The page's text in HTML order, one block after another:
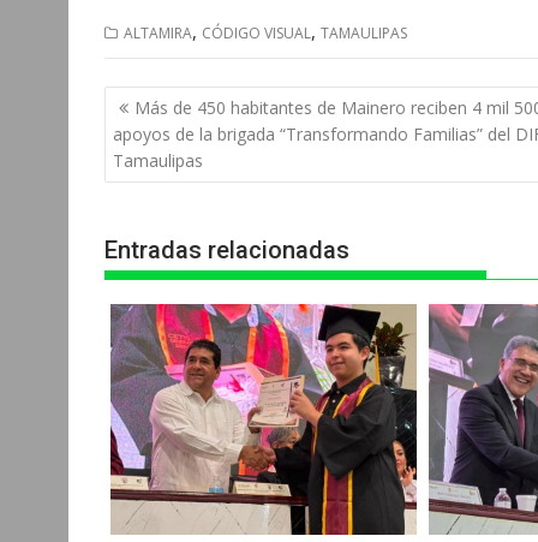
a
t
s
A
p
c
e
b
o
k
s
s
e
e
l
e
g
i
n
t
ALTAMIRA, CÓDIGO VISUAL, TAMAULIPAS
Navegación
de
entradas
Más de 450 habitantes de Mainero reciben 4 mil
apoyos de la brigada “Transformando Familias” del
Tamaulipas
Entradas relacionadas